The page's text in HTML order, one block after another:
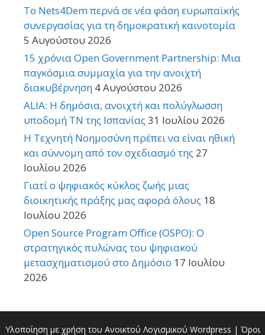
Το Nets4Dem περνά σε νέα φάση ευρωπαϊκής
συνεργασίας για τη δημοκρατική καινοτομία
5 Αυγούστου 2026
15 χρόνια Open Government Partnership: Μια
παγκόσμια συμμαχία για την ανοιχτή
διακυβέρνηση 4 Αυγούστου 2026
ALIA: Η δημόσια, ανοιχτή και πολύγλωσση
υποδομή ΤΝ της Ισπανίας 31 Ιουλίου 2026
Η Τεχνητή Νοημοσύνη πρέπει να είναι ηθική
και σύννομη από τον σχεδιασμό της 27
Ιουλίου 2026
Γιατί ο ψηφιακός κύκλος ζωής μιας
διοικητικής πράξης μας αφορά όλους 18
Ιουλίου 2026
Open Source Program Office (OSPO): Ο
στρατηγικός πυλώνας του ψηφιακού
μετασχηματισμού στο Δημόσιο 17 Ιουλίου
2026
Υλοποίηση με χρήση του Ανοικτού Λογισμικού Wordpress | Όροι